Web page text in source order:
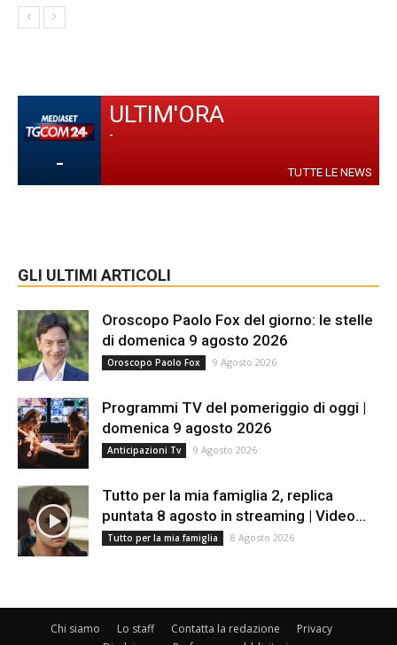
-
ULTIM'ORA
-
TUTTE LE NEWS
GLI ULTIMI ARTICOLI
Oroscopo Paolo Fox del giorno: le stelle
di domenica 9 agosto 2026
Oroscopo Paolo Fox 9 Agosto 2026
Programmi TV del pomeriggio di oggi |
domenica 9 agosto 2026
Anticipazioni Tv 9 Agosto 2026
Tutto per la mia famiglia 2, replica
puntata 8 agosto in streaming | Video...
Tutto per la mia famiglia 8 Agosto 2026
Chi siamo Lo staff Contatta la redazione
Privacy